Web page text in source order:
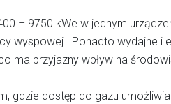
– 9750 kWe w jednym
wyspowej . Ponadto wydajne i
ma przyjazny wpływ na
gdzie dostęp do gazu